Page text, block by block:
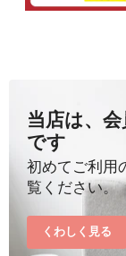
当店は、
です
初めてご利用
覧ください。
くわしく見る